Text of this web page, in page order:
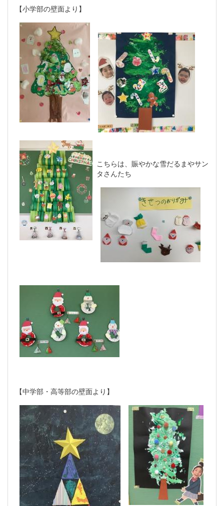
【小学部の壁面より】
こちらは、賑やかな雪だるまやサン
タさんたち
【中学部・高等部の壁面より】